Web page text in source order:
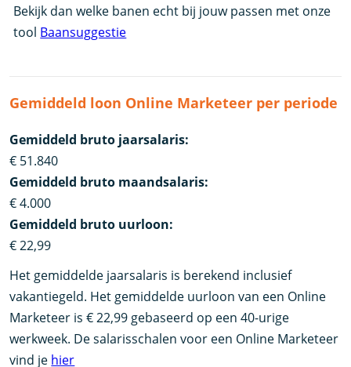
Bekijk dan welke banen echt bij jouw passen met onze
tool Baansuggestie
Gemiddeld loon Online Marketeer per periode
Gemiddeld bruto jaarsalaris:
€ 51.840
Gemiddeld bruto maandsalaris:
€ 4.000
Gemiddeld bruto uurloon:
€ 22,99
Het gemiddelde jaarsalaris is berekend inclusief
vakantiegeld. Het gemiddelde uurloon van een Online
Marketeer is € 22,99 gebaseerd op een 40-urige
werkweek. De salarisschalen voor een Online Marketeer
vind je hier